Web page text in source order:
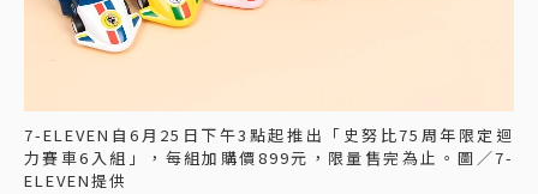
7-ELEVEN自6月25日下午3點起推出「史努比75周年限定迴
力賽車6入組」，每組加購價899元，限量售完為止。圖／7-
ELEVEN提供